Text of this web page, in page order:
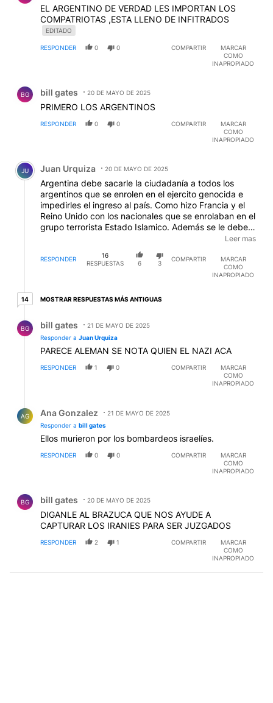
EL ARGENTINO DE VERDAD LES IMPORTAN LOS
COMPATRIOTAS ,ESTA LLENO DE INFITRADOS
EDITADO
RESPONDER 0 0 COMPARTIR
MARCAR
COMO
INAPROPIADO
BG bill gates 20 DE MAYO DE 2025
PRIMERO LOS ARGENTINOS
RESPONDER 0 0 COMPARTIR
MARCAR
COMO
INAPROPIADO
Comentario de Juan Urquiza.
JU Juan Urquiza 20 DE MAYO DE 2025
Argentina debe sacarle la ciudadanía a todos los
argentinos que se enrolen en el ejercito genocida e
impedirles el ingreso al país. Como hizo Francia y el
Reino Unido con los nacionales que se enrolaban en el
grupo terrorista Estado Islamico. Además se le debe
sacar la personería jurídica a la DAI por ser una
organización terrorista que recluta a futuros
terroristas y romper lazos con la entidad genocida
como lo hizo Alfonsín con la Sudafrica boer.
Leer mas
RESPONDER
16
RESPUESTAS
6 3
COMPARTIR
MARCAR
COMO
INAPROPIADO
1414 respuestas más antiguas
MOSTRAR RESPUESTAS MÁS ANTIGUAS
BG bill gates
21 DE MAYO DE 2025
Responder a Juan Urquiza
PARECE ALEMAN SE NOTA QUIEN EL NAZI ACA
RESPONDER 1 0 COMPARTIR
MARCAR
COMO
INAPROPIADO
AG Ana Gonzalez
21 DE MAYO DE 2025
Responder a bill gates
Ellos murieron por los bombardeos israelíes.
RESPONDER 0 0 COMPARTIR
MARCAR
COMO
INAPROPIADO
BG bill gates 20 DE MAYO DE 2025
DIGANLE AL BRAZUCA QUE NOS AYUDE A
CAPTURAR LOS IRANIES PARA SER JUZGADOS
RESPONDER 2 1 COMPARTIR
MARCAR
COMO
INAPROPIADO